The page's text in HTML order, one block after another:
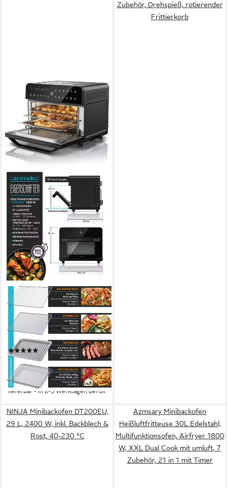
ARENDO
Minibackofen Heißluftfritteuse
25 L Edelstahl,
Multifunktionsofen, Airfryer
1800 W, XXL
Heißluftfritteuse 25L,
Multifunktionsofen mit
Zubehör
(48)
239,95 € UVP374,99 €
21,91 € mtl. in 12 Raten
-36%
lieferbar - in 2-3 Werktagen bei dir
Zubehör, Drehspieß, rotierender
Frittierkorb
NINJA Minibackofen DT200EU,
29 L, 2400 W, inkl. Backblech &
Rost, 40-230 °C
Azmsary Minibackofen
Heißluftfritteuse 30L Edelstahl,
Multifunktionsofen, Airfryer 1800
W, XXL Dual Cook mit umluft, 7
Zubehör, 21 in 1 mit Timer